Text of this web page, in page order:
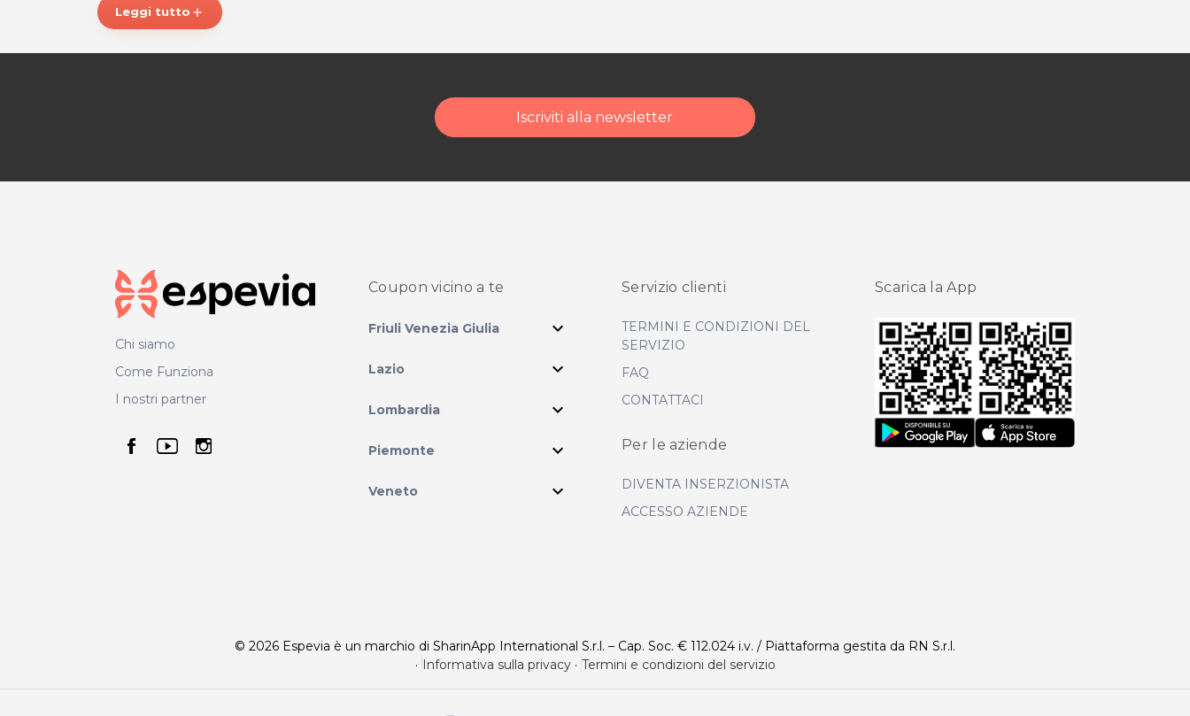
Leggi tutto add
Iscriviti alla newsletter
Chi siamo
Come Funziona
I nostri partner
seguici su facebook
seguici su youtube
seguici su instagram
Coupon vicino a te
Friuli Venezia Giulia expand_more
Lazio expand_more
Lombardia expand_more
Piemonte expand_more
Veneto expand_more
Servizio clienti
TERMINI E CONDIZIONI DEL
SERVIZIO
FAQ
CONTATTACI
Per le aziende
DIVENTA INSERZIONISTA
ACCESSO AZIENDE
Scarica la App
© 2026 Espevia è un marchio di SharinApp International S.r.l. – Cap. Soc. € 112.024 i.v. / Piattaforma gestita da RN S.r.l.
· Informativa sulla privacy· Termini e condizioni del servizio